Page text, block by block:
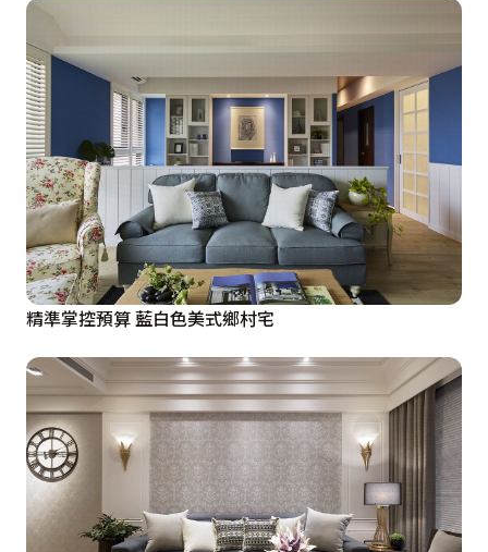
精準掌控預算 藍白色美式鄉村宅